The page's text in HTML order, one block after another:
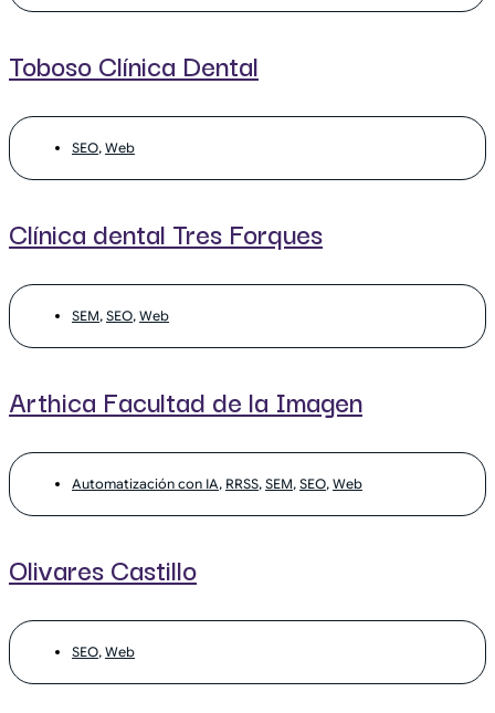
Toboso Clínica Dental
SEO, Web
Clínica dental Tres Forques
SEM, SEO, Web
Arthica Facultad de la Imagen
Automatización con IA, RRSS, SEM, SEO, Web
Olivares Castillo
SEO, Web